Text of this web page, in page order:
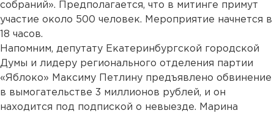
собраний». Предполагается, что в митинге примут
участие около 500 человек. Мероприятие начнется в
18 часов.
Напомним, депутату Екатеринбургской городской
Думы и лидеру регионального отделения партии
«Яблоко» Максиму Петлину предъявлено обвинение
в вымогательстве 3 миллионов рублей, и он
находится под подпиской о невыезде. Марина